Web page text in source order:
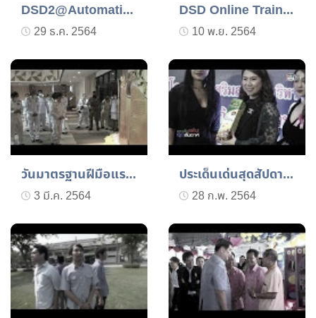
DSD2@Automation training...
29 ธ.ค. 2564
DSD Online Training
10 พ.ย. 2564
วันมาตรฐานฝีมือแรงงานแห่...
3 มี.ค. 2564
ประเด็นเด่นสุดสัปดาห์ 27...
28 ก.พ. 2564